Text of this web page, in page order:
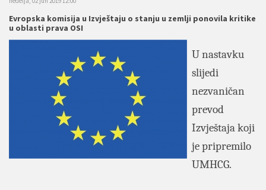
Evropska komisija u Izvještaju o stanju u zemlji ponovila kritike
u oblasti prava OSI
U nastavku
slijedi
nezvaničan
prevod
Izvještaja koji
je pripremilo
UMHCG.